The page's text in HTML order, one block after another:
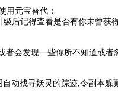
元宝替代；
记得查看是否有你未曾获得
会发现一些你所不知道或者
动找寻妖灵的踪迹,令副本